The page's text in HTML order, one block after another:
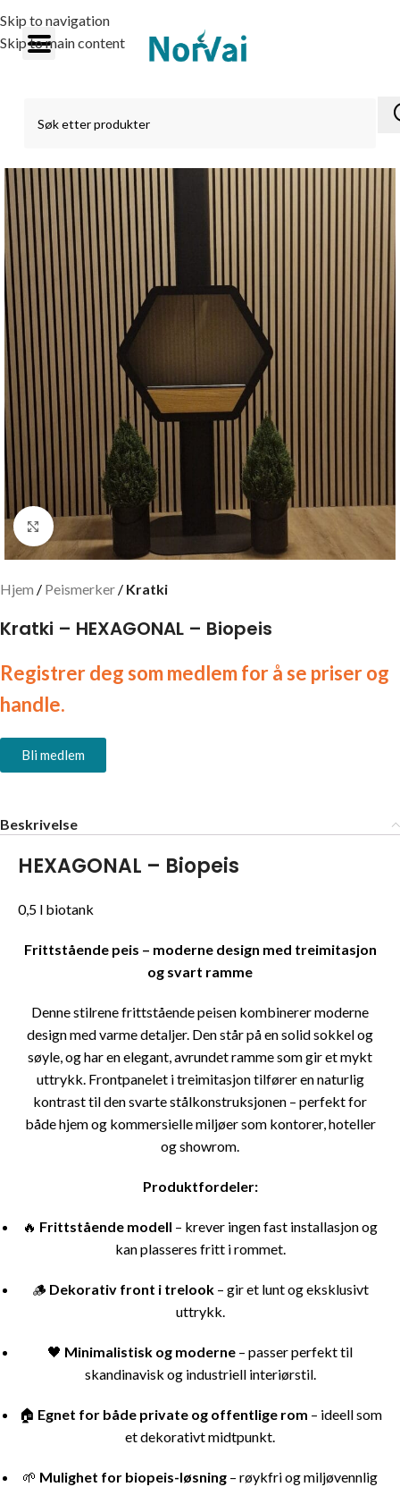
Skip to navigation
Skip to main content
Click to enlarge
Hjem Peismerker Kratki
Kratki – HEXAGONAL – Biopeis
Registrer deg som medlem for å se priser og
handle.
Bli medlem
Beskrivelse
HEXAGONAL – Biopeis
0,5 l biotank
Frittstående peis – moderne design med treimitasjon
og svart ramme
Denne stilrene frittstående peisen kombinerer moderne
design med varme detaljer. Den står på en solid sokkel og
søyle, og har en elegant, avrundet ramme som gir et mykt
uttrykk. Frontpanelet i treimitasjon tilfører en naturlig
kontrast til den svarte stålkonstruksjonen – perfekt for
både hjem og kommersielle miljøer som kontorer, hoteller
og showrom.
Produktfordeler:
🔥 Frittstående modell – krever ingen fast installasjon og
kan plasseres fritt i rommet.
🪵 Dekorativ front i trelook– gir et lunt og eksklusivt
uttrykk.
🖤 Minimalistisk og moderne – passer perfekt til
skandinavisk og industriell interiørstil.
🏠 Egnet for både private og offentlige rom – ideell som
et dekorativt midtpunkt.
🌱 Mulighet for biopeis-løsning – røykfri og miljøvennlig